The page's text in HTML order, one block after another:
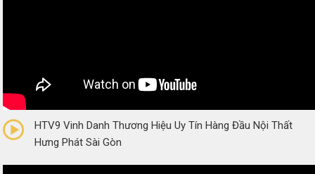
(0 Reviews)
HTV9 Vinh Danh Thương Hiệu Uy Tín Hàng Đầu Nội Thất
Hưng Phát Sài Gòn